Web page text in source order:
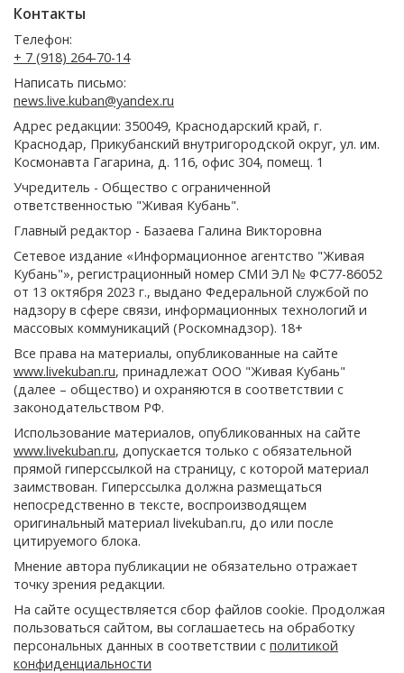
Контакты
Телефон:
+ 7 (918) 264-70-14
Написать письмо:
news.live.kuban@yandex.ru
Адрес редакции: 350049, Краснодарский край, г.
Краснодар, Прикубанский внутригородской округ, ул. им.
Космонавта Гагарина, д. 116, офис 304, помещ. 1
Учредитель - Общество с ограниченной
ответственностью "Живая Кубань".
Главный редактор - Базаева Галина Викторовна
Сетевое издание «Информационное агентство "Живая
Кубань"», регистрационный номер СМИ ЭЛ № ФС77-86052
от 13 октября 2023 г., выдано Федеральной службой по
надзору в сфере связи, информационных технологий и
массовых коммуникаций (Роскомнадзор). 18+
Все права на материалы, опубликованные на сайте
www.livekuban.ru, принадлежат ООО "Живая Кубань"
(далее – общество) и охраняются в соответствии с
законодательством РФ.
Использование материалов, опубликованных на сайте
www.livekuban.ru, допускается только с обязательной
прямой гиперссылкой на страницу, с которой материал
заимствован. Гиперссылка должна размещаться
непосредственно в тексте, воспроизводящем
оригинальный материал livekuban.ru, до или после
цитируемого блока.
Мнение автора публикации не обязательно отражает
точку зрения редакции.
На сайте осуществляется сбор файлов cookie. Продолжая
пользоваться сайтом, вы соглашаетесь на обработку
персональных данных в соответствии с политикой
конфиденциальности